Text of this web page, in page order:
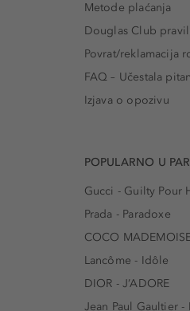
Metode plaćanja
Douglas Club
Povrat/reklamacija
FAQ – Učestala
Izjava o opozivu
POPULARNO U
Gucci - Guilty Pour
Prada - Paradoxe
COCO
Lancôme - Idôle
DIOR - J’ADORE
Jean Paul Gaultier -